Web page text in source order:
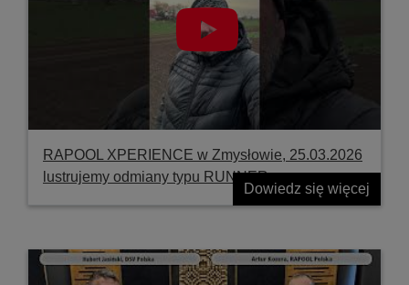
RAPOOL XPERIENCE w Zmysłowie, 25.03.2026
lustrujemy odmiany typu RUNNER
Dowiedz się więcej